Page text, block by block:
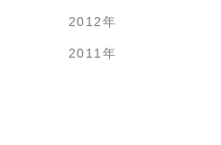
2012年
2011年